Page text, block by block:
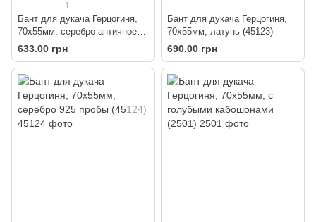
1
Бант для дукача Герцогиня,
70х55мм, серебро античное
(45121)
633.00 грн
Бант для дукача Герцогиня,
70х55мм, латунь (45123)
690.00 грн